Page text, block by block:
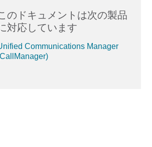
のドキュメントは次の製品
対応しています
Communications Manager